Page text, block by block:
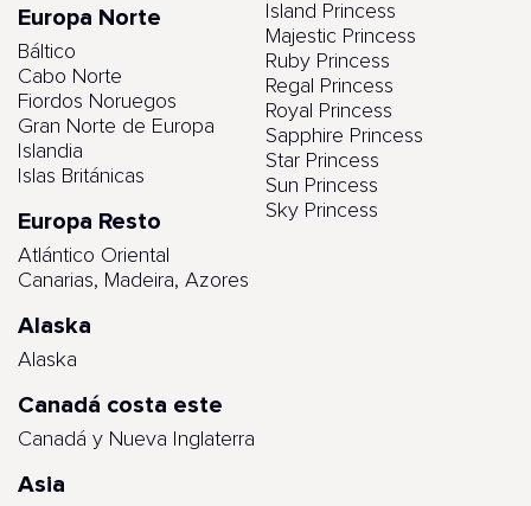
Europa Norte
Báltico
Cabo Norte
Fiordos Noruegos
Gran Norte de Europa
Islandia
Islas Británicas
Europa Resto
Atlántico Oriental
Canarias, Madeira, Azores
Alaska
Alaska
Canadá costa este
Canadá y Nueva Inglaterra
Asia
Island Princess
Majestic Princess
Ruby Princess
Regal Princess
Royal Princess
Sapphire Princess
Star Princess
Sun Princess
Sky Princess